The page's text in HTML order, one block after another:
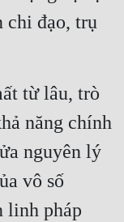
chi đạo, trụ
từ lâu, trò
năng chính
nguyên lý
vô số
linh pháp